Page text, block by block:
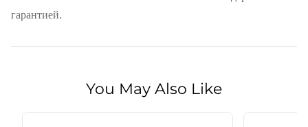
гарантией.
You May Also Like